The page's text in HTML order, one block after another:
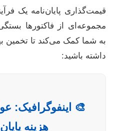
قیمت‌گذاری پایان‌نامه یک
مجموعه‌ای از فاکتورها
به شما کمک می‌کند تا تخمین
داشته باشید:
🎨 اینفوگرافیک:
هزینه